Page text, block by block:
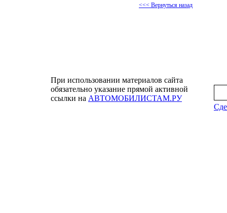
<<< Вернуться назад
При использовании материалов сайта
обязательно указание прямой активной
ссылки на АВТОМОБИЛИСТАМ.РУ